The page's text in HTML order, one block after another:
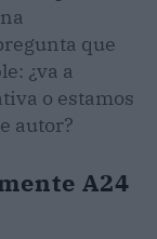
que
¿va a
o estamos
autor?
A24